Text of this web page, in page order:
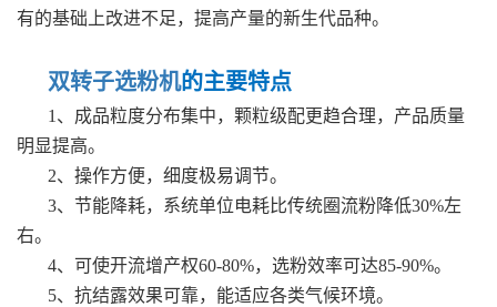
有的基础上改进不足，提高产量的新生代品种。
双转子选粉机的主要特点
1、成品粒度分布集中，颗粒级配更趋合理，产品质量
明显提高。
2、操作方便，细度极易调节。
3、节能降耗，系统单位电耗比传统圈流粉降低30%左
右。
4、可使开流增产权60-80%，选粉效率可达85-90%。
5、抗结露效果可靠，能适应各类气候环境。